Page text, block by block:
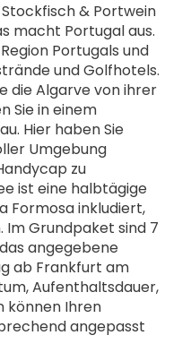
& Portwein
macht Portugal aus.
Portugals und
und Golfhotels.
die Algarve von ihrer
Sie in einem
Hier haben Sie
Umgebung
zu
ist eine halbtägige
Formosa inkludiert,
Im Grundpaket sind 7
angegebene
ab Frankfurt am
Aufenthaltsdauer,
können Ihren
angepasst